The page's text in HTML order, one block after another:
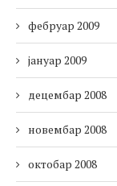
фебруар 2009
јануар 2009
децембар 2008
новембар 2008
октобар 2008